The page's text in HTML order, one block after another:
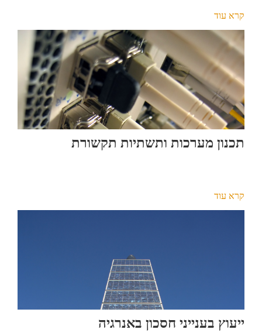
קרא עוד
תכנון מערכות ותשתיות תקשורת
קרא עוד
ייעוץ בענייני חסכון באנרגיה